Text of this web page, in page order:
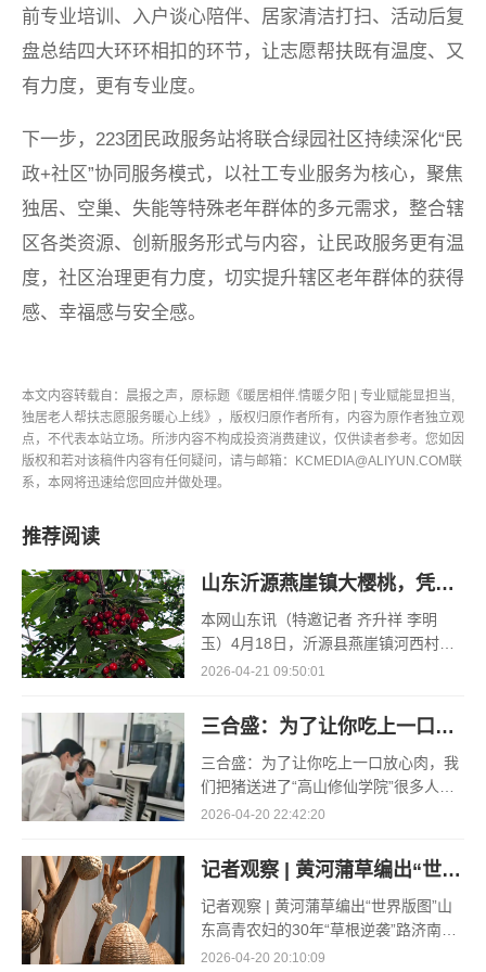
前专业培训、入户谈心陪伴、居家清洁打扫、活动后复
盘总结四大环环相扣的环节，让志愿帮扶既有温度、又
有力度，更有专业度。
下一步，223团民政服务站将联合绿园社区持续深化“民
政+社区”协同服务模式，以社工专业服务为核心，聚焦
独居、空巢、失能等特殊老年群体的多元需求，整合辖
区各类资源、创新服务形式与内容，让民政服务更有温
度，社区治理更有力度，切实提升辖区老年群体的获得
感、幸福感与安全感。
本文内容转载自：晨报之声，原标题《暖居相伴.情暖夕阳 | 专业赋能显担当,
独居老人帮扶志愿服务暖心上线》，版权归原作者所有，内容为原作者独立观
点，不代表本站立场。所涉内容不构成投资消费建议，仅供读者参考。您如因
版权和若对该稿件内容有任何疑问，请与邮箱：KCMEDIA@ALIYUN.COM联
系，本网将迅速给您回应并做处理。
推荐阅读
山东沂源燕崖镇大樱桃，凭什么一路领“鲜”
本网山东讯（特邀记者 齐升祥 李明
玉）4月18日，沂源县燕崖镇河西村孟
凡红的空调大棚里，大棚樱桃的采收却
桃，其
2026-04-21 09:50:01
三合盛：为了让你吃上一口放心肉，我们把猪送进了“高山修仙学院”
三合盛：为了让你吃上一口放心肉，我
们把猪送进了“高山修仙学院”很多人问
我，现在的生鲜赛道已经卷成麻花了，
这样？答案其实很简单
2026-04-20 22:42:20
记者观察 | 黄河蒲草编出“世界版图”
记者观察 | 黄河蒲草编出“世界版图”山
东高青农妇的30年“草根逆袭”路济南电
（记者 瑞夫 王克军 郭克烁）一根黄河
2026-04-20 20:10:09